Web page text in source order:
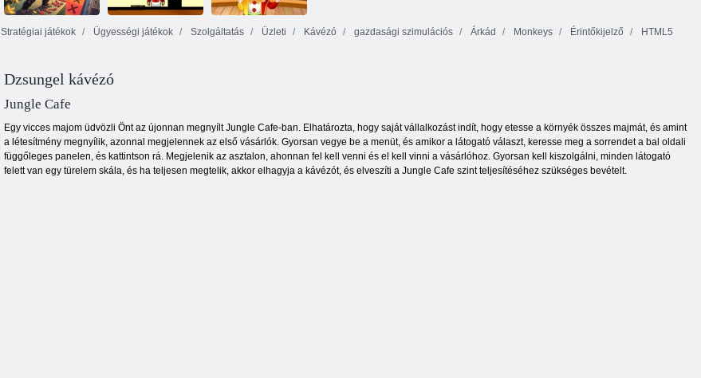
Fight
Stratégiai játékok Ügyességi játékok Szolgáltatás Üzleti Kávézó gazdasági szimulációs Árkád Monkeys Érintőkijelző
HTML5
Dzsungel kávézó
Jungle Cafe
Egy vicces majom üdvözli Önt az újonnan megnyílt Jungle Cafe-ban. Elhatározta, hogy saját vállalkozást indít, hogy etesse a környék összes majmát, és amint
a létesítmény megnyílik, azonnal megjelennek az első vásárlók. Gyorsan vegye be a menüt, és amikor a látogató választ, keresse meg a sorrendet a bal oldali
függőleges panelen, és kattintson rá. Megjelenik az asztalon, ahonnan fel kell venni és el kell vinni a vásárlóhoz. Gyorsan kell kiszolgálni, minden látogató
felett van egy türelem skála, és ha teljesen megtelik, akkor elhagyja a kávézót, és elveszíti a Jungle Cafe szint teljesítéséhez szükséges bevételt.